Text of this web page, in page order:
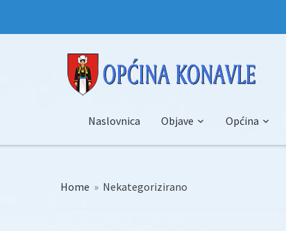
Naslovnica Objave Općina
Home » Nekategorizirano